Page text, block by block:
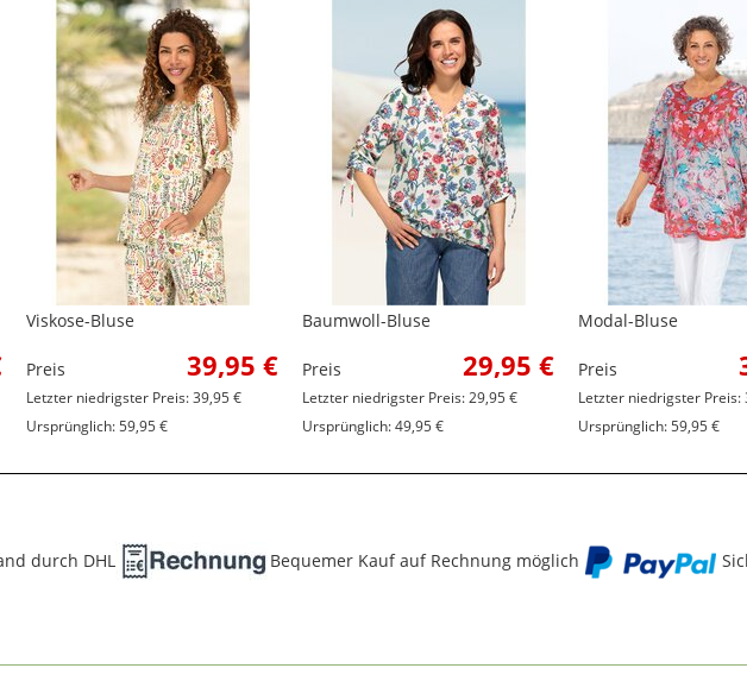
Viskose-Bluse
Preis 39,95 €
Letzter niedrigster Preis: 39,95 €
Ursprünglich: 59,95 €
Baumwoll-Bluse
Preis 29,95 €
Letzter niedrigster Preis: 29,95 €
Ursprünglich: 49,95 €
Modal-Bluse
Preis
Letzter niedrigster Preis:
Ursprünglich: 59,95 €
durch DHL Bequemer Kauf auf Rechnung möglich